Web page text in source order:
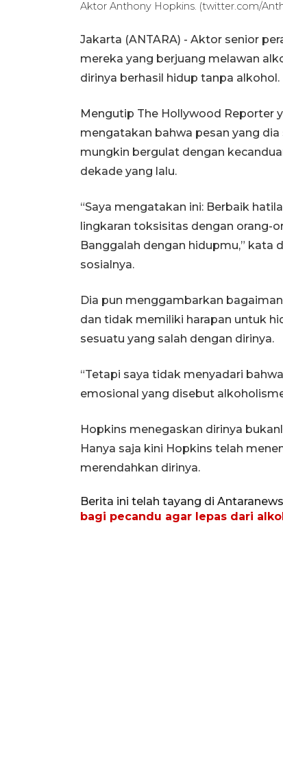
Aktor Anthony Hopkins. (twitter.com/
Jakarta (ANTARA) - Aktor senior
mereka yang berjuang melawan
dirinya berhasil hidup tanpa alkohol.
Mengutip The Hollywood Reporter
mengatakan bahwa pesan yang
mungkin bergulat dengan
dekade yang lalu.
“Saya mengatakan ini: Berbaik
lingkaran toksisitas dengan orang-
Banggalah dengan hidupmu,” kata
sosialnya.
Dia pun menggambarkan
dan tidak memiliki harapan untuk
sesuatu yang salah dengan dirinya.
“Tetapi saya tidak menyadari
emosional yang disebut
Hopkins menegaskan dirinya
Hanya saja kini Hopkins telah
merendahkan dirinya.
Berita ini telah tayang di
bagi pecandu agar lepas dari